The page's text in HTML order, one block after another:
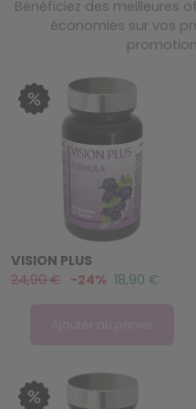
Bénéficiez des meilleures
économies sur vos
VISION PLUS
24,90 € -24% 18,90 €